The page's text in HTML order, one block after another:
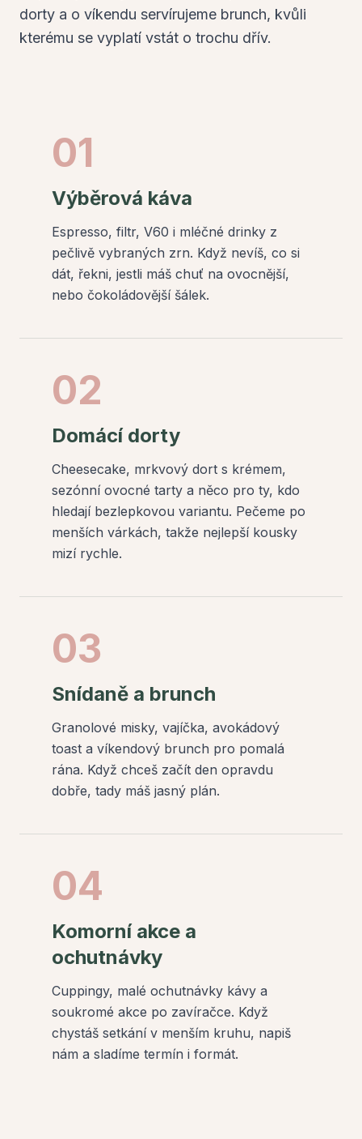
dorty a o víkendu servírujeme brunch, kvůli
kterému se vyplatí vstát o trochu dřív.
01
Výběrová káva
Espresso, filtr, V60 i mléčné drinky z
pečlivě vybraných zrn. Když nevíš, co si
dát, řekni, jestli máš chuť na ovocnější,
nebo čokoládovější šálek.
02
Domácí dorty
Cheesecake, mrkvový dort s krémem,
sezónní ovocné tarty a něco pro ty, kdo
hledají bezlepkovou variantu. Pečeme po
menších várkách, takže nejlepší kousky
mizí rychle.
03
Snídaně a brunch
Granolové misky, vajíčka, avokádový
toast a víkendový brunch pro pomalá
rána. Když chceš začít den opravdu
dobře, tady máš jasný plán.
04
Komorní akce a
ochutnávky
Cuppingy, malé ochutnávky kávy a
soukromé akce po zavíračce. Když
chystáš setkání v menším kruhu, napiš
nám a sladíme termín i formát.